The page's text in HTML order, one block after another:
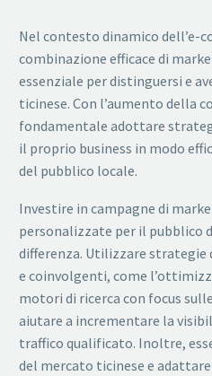
Nel contesto dinamico dell’e-
combinazione efficace di
essenziale per distinguersi e
ticinese. Con l’aumento della
fondamentale adottare
il proprio business in modo
del pubblico locale.
Investire in campagne di
personalizzate per il pubblico
differenza. Utilizzare strategie
e coinvolgenti, come
motori di ricerca con focus
aiutare a incrementare la
traffico qualificato. Inoltre,
del mercato ticinese e